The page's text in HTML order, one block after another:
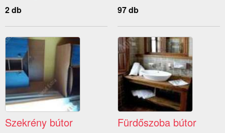
2 db 97 db
Szekrény bútor Fürdőszoba bútor